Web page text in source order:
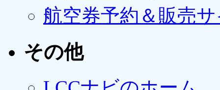
航空券予約＆販売
その他